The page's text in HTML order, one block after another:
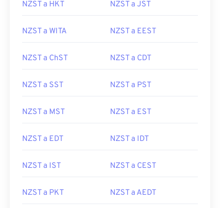
NZST a HKT NZST a JST
NZST a WITA NZST a EEST
NZST a ChST NZST a CDT
NZST a SST NZST a PST
NZST a MST NZST a EST
NZST a EDT NZST a IDT
NZST a IST NZST a CEST
NZST a PKT NZST a AEDT